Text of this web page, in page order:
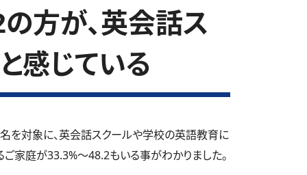
方が、英会話ス
感じている
を対象に、英会話スクールや学校の英語教育に
ご家庭が33.3%～48.2もいる事がわかりました。